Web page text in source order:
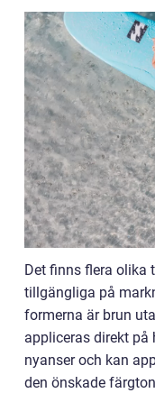
Det finns flera olika
tillgängliga på
formerna är brun
appliceras direkt på
nyanser och kan
den önskade